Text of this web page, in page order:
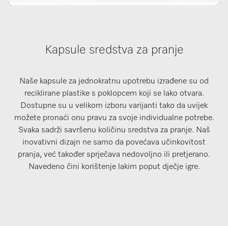
Kapsule sredstva za pranje
Naše kapsule za jednokratnu upotrebu izrađene su od
reciklirane plastike s poklopcem koji se lako otvara.
Dostupne su u velikom izboru varijanti tako da uvijek
možete pronaći onu pravu za svoje individualne potrebe.
Svaka sadrži savršenu količinu sredstva za pranje. Naš
inovativni dizajn ne samo da povećava učinkovitost
pranja, već također sprječava nedovoljno ili pretjerano.
Navedeno čini korištenje lakim poput dječje igre.